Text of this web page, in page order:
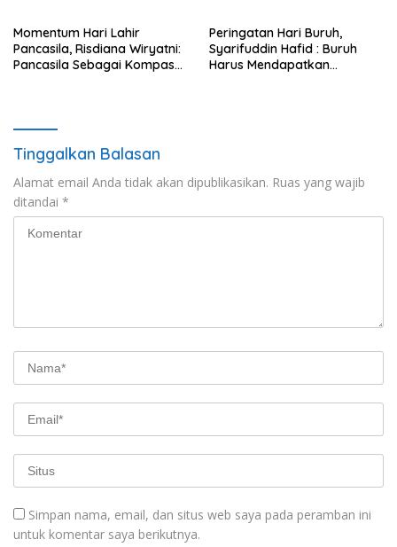
Momentum Hari Lahir
Pancasila, Risdiana Wiryatni:
Pancasila Sebagai Kompas
Peringatan Hari Buruh,
Syarifuddin Hafid : Buruh
Harus Mendapatkan
Tinggalkan Balasan
Alamat email Anda tidak akan dipublikasikan. Ruas yang wajib
ditandai *
Simpan nama, email, dan situs web saya pada peramban ini
untuk komentar saya berikutnya.